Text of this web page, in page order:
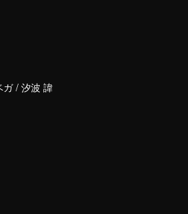
ガ / 汐波 諱